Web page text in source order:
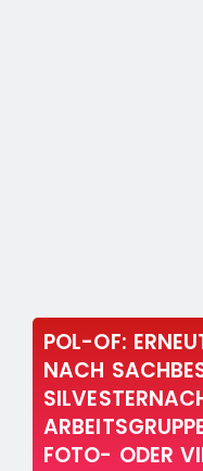
POL-OF:
NACH
FOTO- ODER